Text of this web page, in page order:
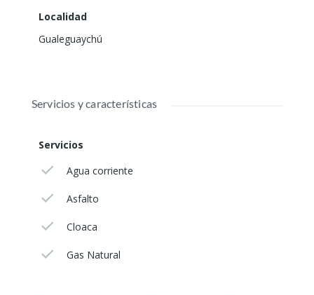
Localidad
Gualeguaychú
Servicios y características
Servicios
Agua corriente
Asfalto
Cloaca
Gas Natural